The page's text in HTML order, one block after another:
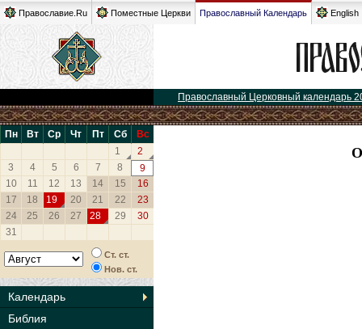
Православие.Ru Поместные Церкви Православный Календарь English
Православный Церковный календарь
Пн Вт Ср Чт Пт Сб
Вс
1
2
3
4 5 6 7 8
9
10
11 12 13 14 15
16
17
18 19 20 21 22
23
24
25 26 27 28 29
30
31
Ст. ст.
Нов. ст.
Календарь
Библия